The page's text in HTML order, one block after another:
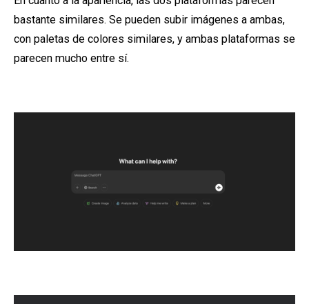
bastante similares. Se pueden subir imágenes a ambas,
con paletas de colores similares, y ambas plataformas se
parecen mucho entre sí.